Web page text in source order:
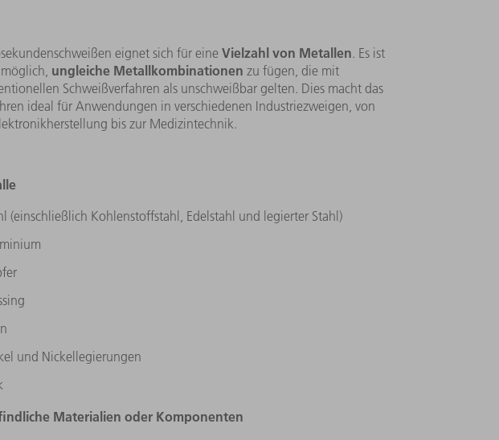
eignet sich für eineVielzahl von Metallen. Es ist
ungleiche Metallkombinationen zu fügen, die mit
Schweißverfahren als unschweißbar gelten. Dies macht das
ideal für Anwendungen in verschiedenen Industriezweigen, von
bis zur Medizintechnik.
(einschließlich Kohlenstoffstahl, Edelstahl und legierter Stahl)
und Nickellegierungen
Materialien oder Komponenten